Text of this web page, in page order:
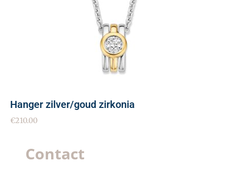
Hanger zilver/goud zirkonia
€210.00
Contact